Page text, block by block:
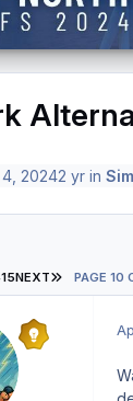
20242 yrin
15NEXT LAST PAGE
PAGE 10